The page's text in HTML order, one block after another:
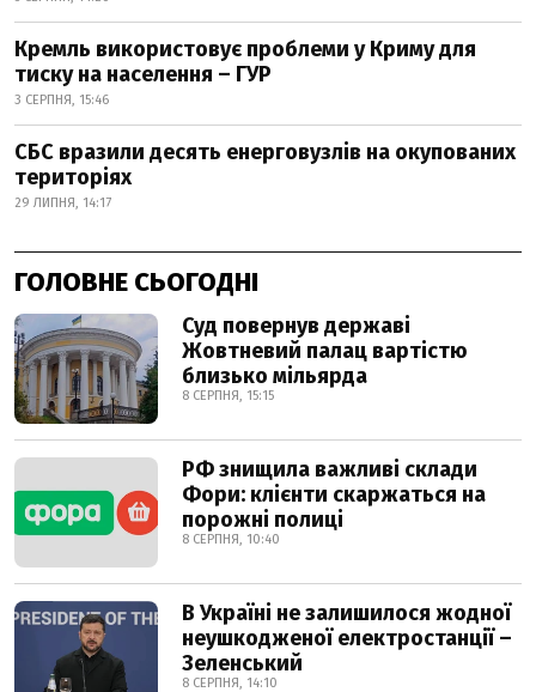
Кремль використовує проблеми у Криму для
тиску на населення – ГУР
3 СЕРПНЯ, 15:46
СБС вразили десять енерговузлів на окупованих
територіях
29 ЛИПНЯ, 14:17
ГОЛОВНЕ СЬОГОДНІ
Суд повернув державі
Жовтневий палац вартістю
близько мільярда
8 СЕРПНЯ, 15:15
РФ знищила важливі склади
Фори: клієнти скаржаться на
порожні полиці
8 СЕРПНЯ, 10:40
В Україні не залишилося жодної
неушкодженої електростанції –
Зеленський
8 СЕРПНЯ, 14:10